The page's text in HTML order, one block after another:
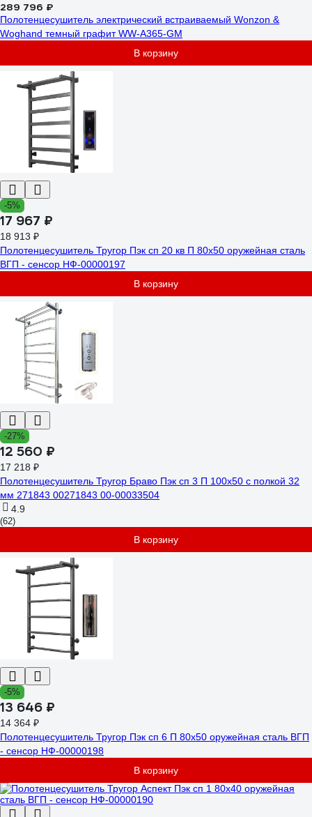
289 796 ₽
Полотенцесушитель электрический встраиваемый Wonzon &
Woghand темный графит WW-A365-GM
В корзину
-5%
17 967 ₽
18 913 ₽
Полотенцесушитель Тругор Пэк сп 20 кв П 80х50 оружейная сталь
ВГП - сенсор НФ-00000197
В корзину
-27%
12 560 ₽
17 218 ₽
Полотенцесушитель Тругор Браво Пэк сп 3 П 100x50 с полкой 32
мм 271843 00271843 00-00033504
4.9
(62)
В корзину
-5%
13 646 ₽
14 364 ₽
Полотенцесушитель Тругор Пэк сп 6 П 80х50 оружейная сталь ВГП
- сенсор НФ-00000198
В корзину